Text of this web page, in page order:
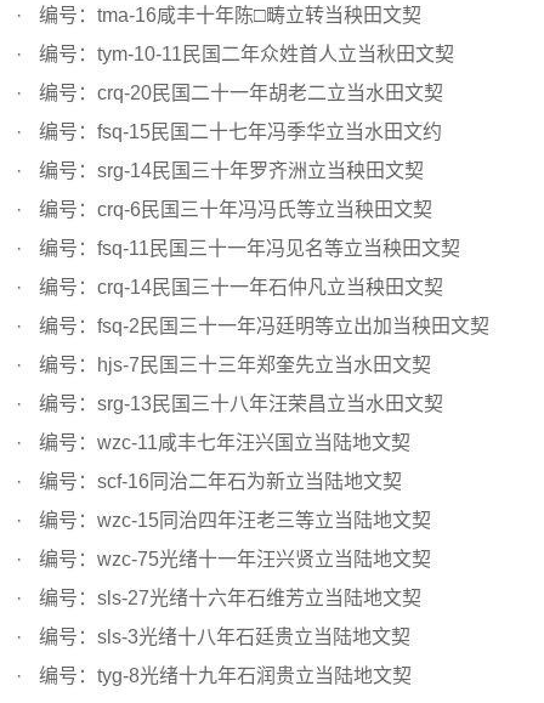
编号：tma-16咸丰十年陈□畴立转当秧田文契
编号：tym-10-11民国二年众姓首人立当秋田文契
编号：crq-20民国二十一年胡老二立当水田文契
编号：fsq-15民国二十七年冯季华立当水田文约
编号：srg-14民国三十年罗齐洲立当秧田文契
编号：crq-6民国三十年冯冯氏等立当秧田文契
编号：fsq-11民国三十一年冯见名等立当秧田文契
编号：crq-14民国三十一年石仲凡立当秧田文契
编号：fsq-2民国三十一年冯廷明等立出加当秧田文契
编号：hjs-7民国三十三年郑奎先立当水田文契
编号：srg-13民国三十八年汪荣昌立当水田文契
编号：wzc-11咸丰七年汪兴国立当陆地文契
编号：scf-16同治二年石为新立当陆地文契
编号：wzc-15同治四年汪老三等立当陆地文契
编号：wzc-75光绪十一年汪兴贤立当陆地文契
编号：sls-27光绪十六年石维芳立当陆地文契
编号：sls-3光绪十八年石廷贵立当陆地文契
编号：tyg-8光绪十九年石润贵立当陆地文契